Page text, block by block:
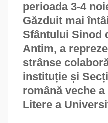
perioada 3‑4
Găzduit mai
Sfântului Sinod
Antim, a
strânse
instituție și
română veche
Litere a